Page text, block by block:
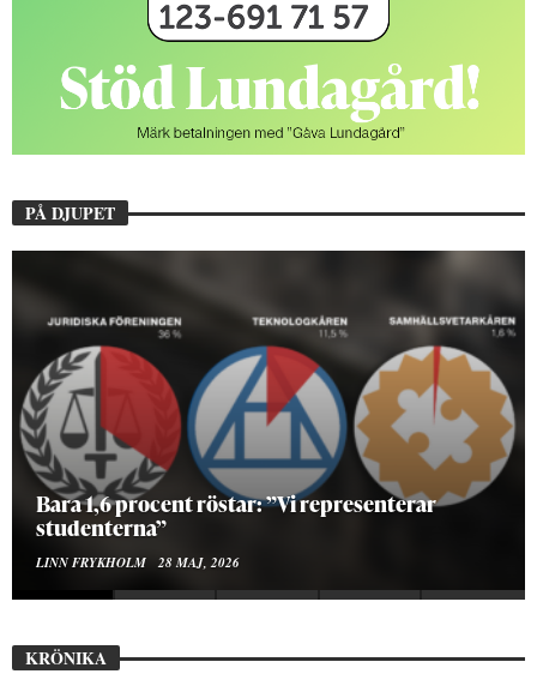
PÅ DJUPET
Hur bygger man en Lundakarneval?
ELISE RALSTON SAMUELSON 24 MAJ, 2026
KRÖNIKA